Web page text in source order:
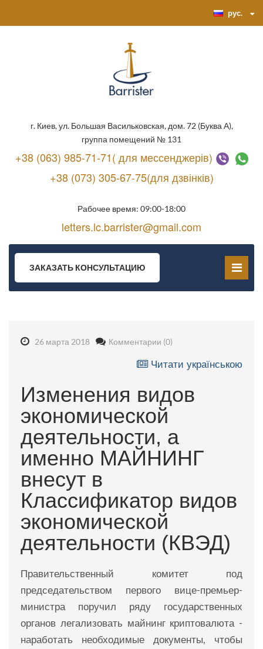
рус.
г. Киев, ул. Большая Васильковская, дом. 72 (Буква А),
группа помещений № 131
+38 (063) 985-71-71( для мессенджерів)
+38 (073) 305-67-75(для дзвінків)
Рабочее время: 09:00-18:00
letters.lc.barrister@gmail.com
ЗАКАЗАТЬ КОНСУЛЬТАЦИЮ
26 марта 2018 Комментарии (0)
Читати українською
Изменения видов
экономической
деятельности, а
именно МАЙНИНГ
внесут в
Классификатор видов
экономической
деятельности (КВЭД)
Правительственный комитет под
председательством первого вице-премьер-
министра поручил ряду государственных
органов легализовать майнинг криптовалюта -
наработать необходимые документы, чтобы